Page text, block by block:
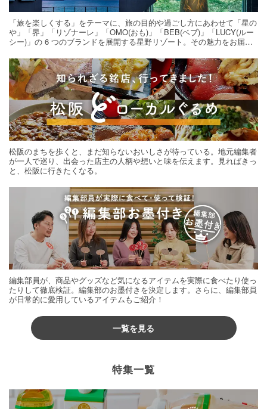
「旅を楽しくする」をテーマに、旅の目的や過ごし方にあわせて「星の
や」「界」「リゾナーレ」「OMO(おも)」「BEB(ベブ)」「LUCY(ルー
シー)」の 6 つのブランドを展開する星野リゾート。その魅力をお届け
松阪のまちを歩くと、まだ知らないおいしさが待っている。地元編集者
が一人で巡り、出会った店主の人柄や想いと味を伝えます。見ればきっ
と、松阪に行きたくなる。
編集部員が、商品やグッズなど気になるアイテムを実際に食べたり使っ
たりして徹底検証。編集部のお墨付きを決定します。さらに、編集部員
が日常的に愛用しているアイテムもご紹介！
一覧を見る
特集一覧